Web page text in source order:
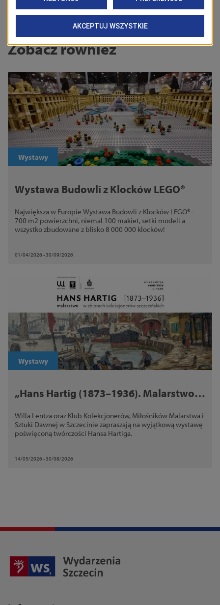
Powrót
Zobacz również
Wystawy
Wystawa Budowli z Klocków LEGO®
Największa w Europie Wystawa Budowli z Klocków LEGO® -
700 m2 powierzchni, niemal 100 makiet, setki modeli a
wszystko zbudowane z blisko 8 000 000 klocków!
01/04/2026 - 30/09/2026
Wystawy
„Hans Hartig (1873–1936). Malarstwo w
Willa Lentza oraz Klub Kolekcjonerów, Miłośników Malarstwa i
Sztuki Dawnej w Szczecinie zapraszają na wyjątkową wystawę
poświęconą twórczości Hansa Hartiga.
14/05/2026 - 30/08/2026